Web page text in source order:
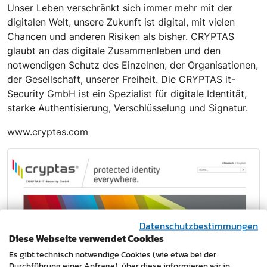
Unser Leben verschränkt sich immer mehr mit der
digitalen Welt, unsere Zukunft ist digital, mit vielen
Chancen und anderen Risiken als bisher. CRYPTAS
glaubt an das digitale Zusammenleben und den
notwendigen Schutz des Einzelnen, der Organisationen,
der Gesellschaft, unserer Freiheit. Die CRYPTAS it-
Security GmbH ist ein Spezialist für digitale Identität,
starke Authentisierung, Verschlüsselung und Signatur.
www.cryptas.com
Datenschutzbestimmungen
Diese Webseite verwendet Cookies
Es gibt technisch notwendige Cookies (wie etwa bei der